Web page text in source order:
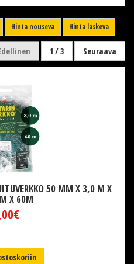
Hinta nouseva Hinta laskeva
1 / 3 Seuraava
50 MM X 3,0 M X
X 60M